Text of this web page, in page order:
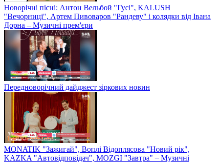
Новорічні пісні: Антон Вельбой "Гусі", KALUSH
"Вечорниці", Артем Пивоваров "Рандеву" і колядки від Івана
Дорна – Музичні прем'єри
Передноворічний дайджест зіркових новин
MONATIK "Зажигай", Воплі Відоплясова "Новий рік",
KAZKA "Автовідповідач", MOZGI "Завтра" – Музичні